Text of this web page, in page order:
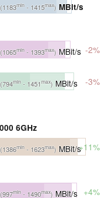
(1183min - 1415max)MBit/s
(1065min - 1393max)MBit/s -2%
(794min - 1451max)MBit/s -3%
6GHz
(1386min - 1623max) MBit/s+11%
(997min - 1490max)MBit/s +4%